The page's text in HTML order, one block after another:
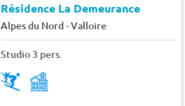
Résidence La Demeurance
Alpes du Nord-Valloire
Studio 3 pers.